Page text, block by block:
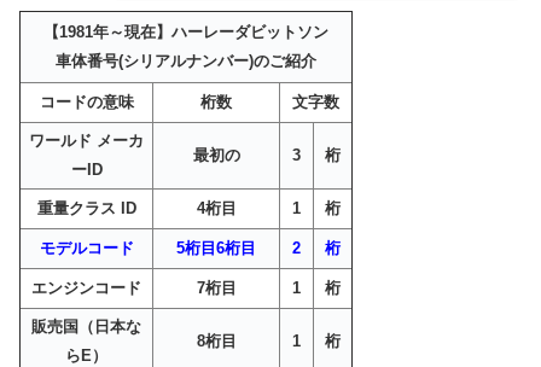
【1981年～現在】ハーレーダビットソン
車体番号(シリアルナンバー)のご紹介
コードの意味 桁数 文字数
ワールド メーカ
ーID
最初の 3 桁
重量クラス ID 4桁目 1 桁
モデルコード 5桁目6桁目 2 桁
エンジンコード 7桁目 1 桁
販売国（日本な
らE）
8桁目 1 桁